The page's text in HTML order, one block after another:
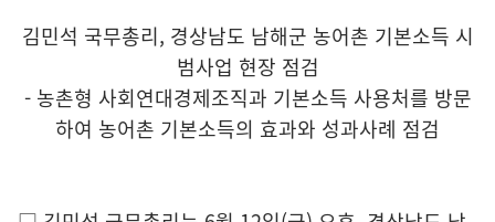
김민석 국무총리, 경상남도 남해군 농어촌 기본소득 시
범사업 현장 점검
- 농촌형 사회연대경제조직과 기본소득 사용처를 방문
하여 농어촌 기본소득의 효과와 성과사례 점검